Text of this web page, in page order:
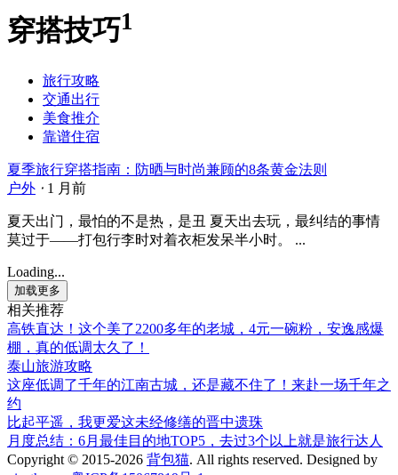
穿搭技巧1
旅行攻略
交通出行
美食推介
靠谱住宿
夏季旅行穿搭指南：防晒与时尚兼顾的8条黄金法则
户外 ⋅ 1 月前
夏天出门，最怕的不是热，是丑 夏天出去玩，最纠结的事情
莫过于——打包行李时对着衣柜发呆半小时。 ...
Loading...
加载更多
相关推荐
高铁直达！这个美了2200多年的老城，4元一碗粉，安逸感爆
棚，真的低调太久了！
泰山旅游攻略
这座低调了千年的江南古城，还是藏不住了！来赴一场千年之
约
比起平遥，我更爱这未经修缮的晋中遗珠
月度总结：6月最佳目的地TOP5，去过3个以上就是旅行达人
Copyright © 2015-2026 背包猫. All rights reserved. Designed by